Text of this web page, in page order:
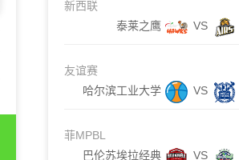
新西联
泰莱之鹰
VS
友谊赛
哈尔滨工业大学
VS
菲MPBL
巴伦苏埃拉经典
VS